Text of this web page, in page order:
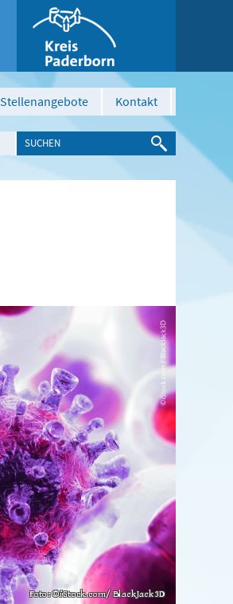
Stellenangebote Kontakt